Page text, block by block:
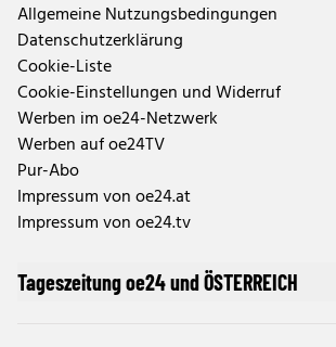
Allgemeine Nutzungsbedingungen
Datenschutzerklärung
Cookie-Liste
Cookie-Einstellungen und Widerruf
Werben im oe24-Netzwerk
Werben auf oe24TV
Pur-Abo
Impressum von oe24.at
Impressum von oe24.tv
Tageszeitung oe24 und ÖSTERREICH